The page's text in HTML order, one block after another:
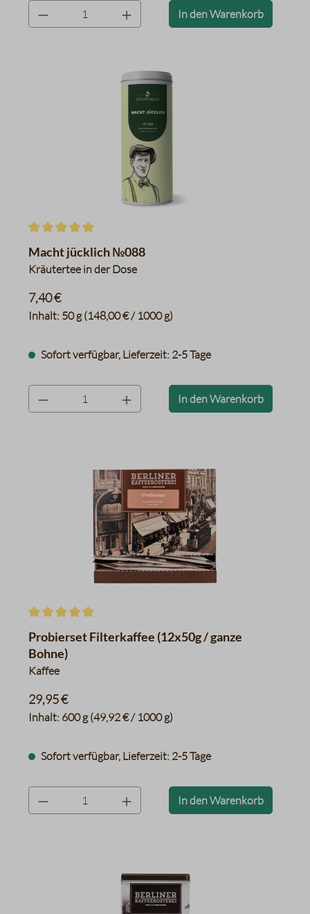
product.quantityLabel In den Warenkorb
Durchschnittliche Bewertung von 5 von 5 Sternen
Macht jücklich №088
Kräutertee in der Dose
Inhalt: 50 g(148,00 € / 1000 g)
7,40 €
Sofort verfügbar, Lieferzeit: 2-5 Tage
product.quantityLabel In den Warenkorb
Durchschnittliche Bewertung von 5 von 5 Sternen
Probierset Filterkaffee (12x50g / ganze
Bohne)
Kaffee
Inhalt: 600 g(49,92 € / 1000 g)
29,95 €
Sofort verfügbar, Lieferzeit: 2-5 Tage
product.quantityLabel In den Warenkorb